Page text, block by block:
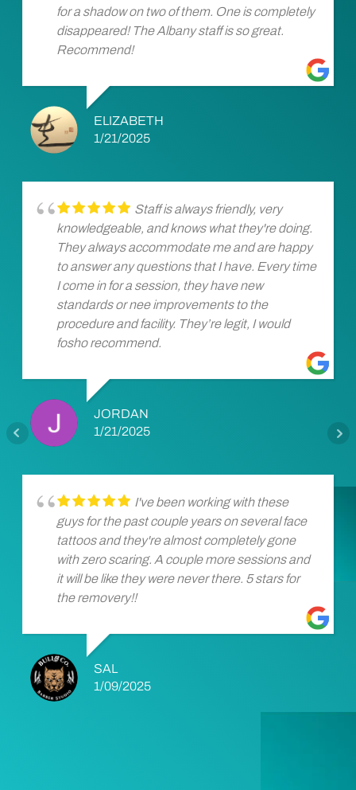
for a shadow on two of them. One is completely
disappeared! The Albany staff is so great.
Recommend!
ELIZABETH
1/21/2025
Staff is always friendly, very
knowledgeable, and knows what they're doing.
They always accommodate me and are happy
to answer any questions that I have. Every time
I come in for a session, they have new
standards or nee improvements to the
procedure and facility. They’re legit, I would
fosho recommend.
JORDAN
1/21/2025
I've been working with these
guys for the past couple years on several face
tattoos and they're almost completely gone
with zero scaring. A couple more sessions and
it will be like they were never there. 5 stars for
the removery!!
SAL
1/09/2025